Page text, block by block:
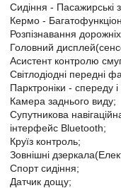
Сидіння - Пасажирські з
Кермо -
Розпізнавання дорожніх
Головний
Асистент контролю
Світлодіодні передні
Парктроніки - спереду і
Камера заднього виду;
Супутникова
інтерфейс Bluetooth;
Круїз контроль;
Зовнішні
Спорт сидіння;
Датчик дощу;